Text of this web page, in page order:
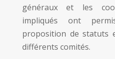
généraux et les
impliqués ont
proposition de statuts
différents comités.